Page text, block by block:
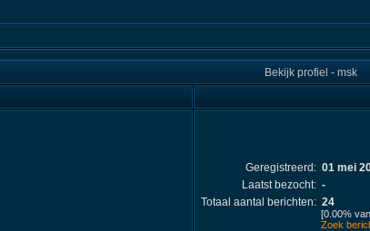
Bekijk profiel - msk
Geregistreerd: 01 mei
Laatst bezocht: -
Totaal aantal berichten: 24
[0.00%
Zoek